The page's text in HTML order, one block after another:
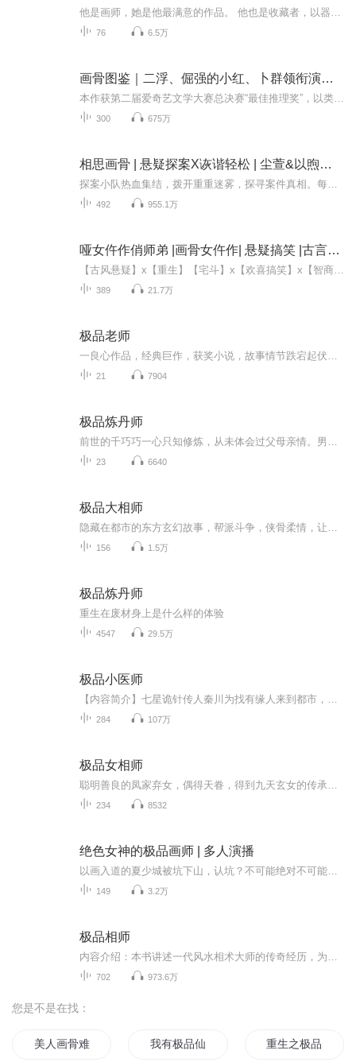
76 6.5万
画骨图鉴｜二浮、倔强的小红、卜群领衔演播 | 古风悬疑法医剧
300 675万
相思画骨 | 悬疑探案X诙谐轻松 | 尘萱&以煦领衔 | 多人有声剧
492 955.1万
哑女仵作俏师弟 |画骨女仵作| 悬疑搞笑 |古言探案推理 | 宅斗 |多人有声剧
389 21.7万
极品老师
21 7904
极品炼丹师
23 6640
极品大相师
156 1.5万
极品炼丹师
重生在废材身上是什么样的体验
4547 29.5万
极品小医师
284 107万
极品女相师
234 8532
绝色女神的极品画师 | 多人演播
149 3.2万
极品相师
702 973.6万
您是不是在找：
美人画骨难画皮 我有极品仙骨 重生之极品异能